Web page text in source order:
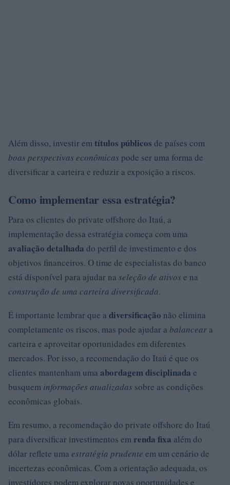
Além disso, investir emtítulos públicos de países com
boas perspectivas econômicas pode ser uma forma de
diversificar a carteira e reduzir a exposição a riscos.
Como implementar essa estratégia?
Para os clientes do private offshore do Itaú, a
implementação dessa estratégia começa com uma
avaliação detalhada do perfil de investimento e dos
objetivos financeiros. O time de especialistas do banco
está disponível para ajudar na seleção de ativos e na
construção de uma carteira diversificada.
É importante lembrar que a diversificação não elimina
completamente os riscos, mas pode ajudar a balancear a
carteira e aproveitar oportunidades em diferentes
mercados. Por isso, a recomendação do Itaú é que os
clientes mantenham uma abordagem disciplinada e
busquem informações atualizadas sobre as condições
econômicas globais.
Em resumo, a recomendação do private offshore do Itaú
para diversificar investimentos em renda fixa além do
dólar reflete uma estratégia prudente em um cenário de
incertezas econômicas. Com a orientação adequada, os
investidores podem explorar novas oportunidades e